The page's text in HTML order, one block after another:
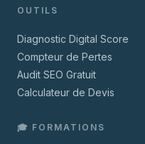
OUTILS
Diagnostic Digital Score
Compteur de Pertes
Audit SEO Gratuit
Calculateur de Devis
🎓 FORMATIONS